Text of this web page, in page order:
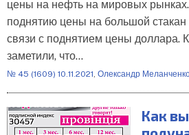
цены на нефть на мировых
поднятию цены на большой стакан
связи с поднятием цены доллара.
заметили, что…
№ 45 (1609) 10.11.2021, Олександр
Как